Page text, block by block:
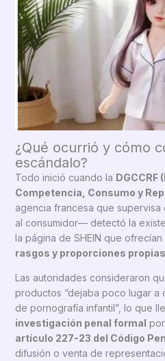
¿Qué ocurrió y cómo
escándalo?
Todo inició cuando la DGCCRF
Competencia, Consumo y
agencia francesa que
al consumidor— detectó la
la página de SHEIN que ofrecían
rasgos y proporciones
Las autoridades consideraron
productos “dejaba poco lugar a
de pornografía infantil”, lo que
investigación penal formal
artículo 227-23 del Código
difusión o venta de